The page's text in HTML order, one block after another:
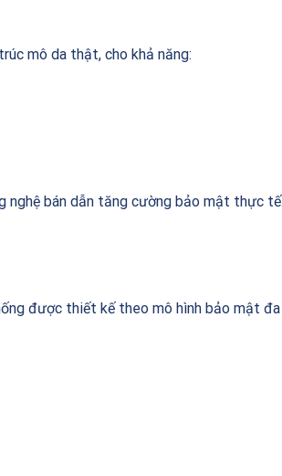
mô da thật, cho khả năng:
nghệ bán dẫn tăng cường bảo mật thực
được thiết kế theo mô hình bảo mật